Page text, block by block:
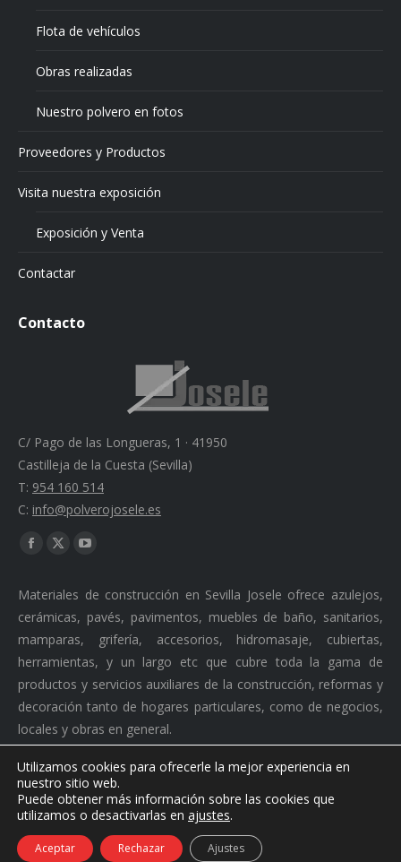
Flota de vehículos
Obras realizadas
Nuestro polvero en fotos
Proveedores y Productos
Visita nuestra exposición
Exposición y Venta
Contactar
Contacto
C/ Pago de las Longueras, 1 · 41950
Castilleja de la Cuesta (Sevilla)
T: 954 160 514
C: info@polverojosele.es
Find us on:
Facebook
opens
in
new
window
X
opens
in
new
window
YouTube
opens
in
new
window
Materiales de construcción en Sevilla Josele ofrece azulejos,
cerámicas, pavés, pavimentos, muebles de baño, sanitarios,
mamparas, grifería, accesorios, hidromasaje, cubiertas,
herramientas, y un largo etc que cubre toda la gama de
productos y servicios auxiliares de la construcción, reformas y
decoración tanto de hogares particulares, como de negocios,
locales y obras en general.
Ⓒ 2026 Polvero Josele. Todos los derechos reservados. ·
Desarrollado porDoblerc Comunciaciones S.L.
footer
Utilizamos cookies para ofrecerle la mejor experiencia en
nuestro sitio web.
Puede obtener más información sobre las cookies que
utilizamos o desactivarlas en ajustes.
Aceptar Rechazar Ajustes
¿Necesitas ayuda?
1